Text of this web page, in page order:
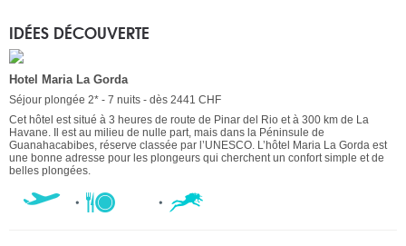
IDÉES DÉCOUVERTE
Hotel Maria La Gorda
Séjour plongée 2* - 7 nuits - dès 2441 CHF
Cet hôtel est situé à 3 heures de route de Pinar del Rio et à 300 km de La
Havane. Il est au milieu de nulle part, mais dans la Péninsule de
Guanahacabibes, réserve classée par l’UNESCO. L’hôtel Maria La Gorda est
une bonne adresse pour les plongeurs qui cherchent un confort simple et de
belles plongées.